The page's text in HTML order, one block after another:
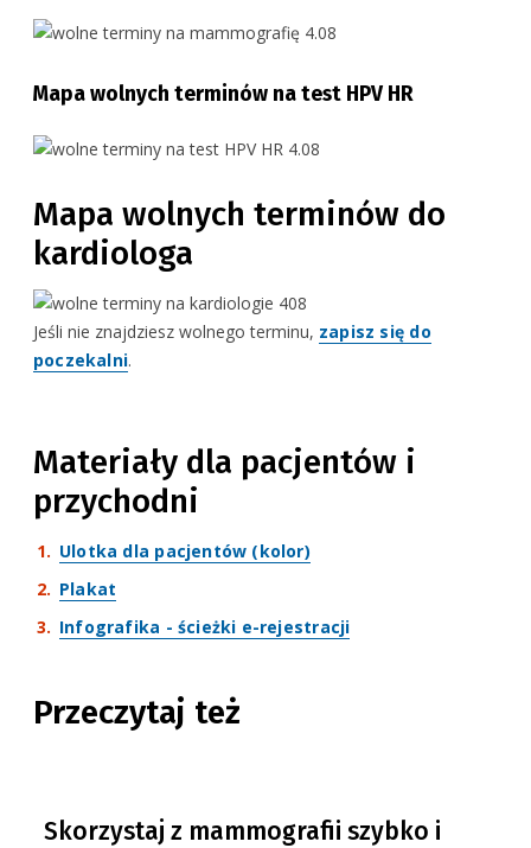
Mapa wolnych terminów na test HPV HR
Mapa wolnych terminów do
kardiologa
Jeśli nie znajdziesz wolnego terminu, zapisz się do
poczekalni.
Materiały dla pacjentów i
przychodni
Ulotka dla pacjentów (kolor)
Plakat
Infografika - ścieżki e-rejestracji
Przeczytaj też
Skorzystaj z mammografii szybko i